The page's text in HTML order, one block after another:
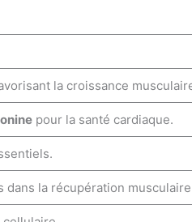
la croissance
pour la santé cardiaque.
la récupération